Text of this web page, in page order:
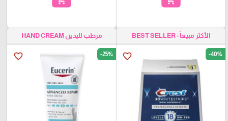
الأكثر مبيعاً - BEST SELLER
favorite_border -40%
مرطب لليدين HAND CREAM
favorite_border -25%